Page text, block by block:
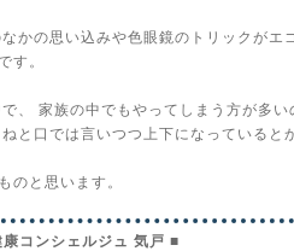
かの思い込みや色眼鏡のトリックがエ
す。
、 家族の中でもやってしまう方が多い
と口では言いつつ上下になっていると
のと思います。
コンシェルジュ 気戸 ■